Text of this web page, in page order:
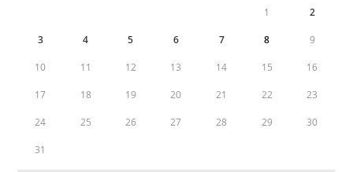
1 2
3 4 5 6 7 8 9
10 11 12 13 14 15 16
17 18 19 20 21 22 23
24 25 26 27 28 29 30
31